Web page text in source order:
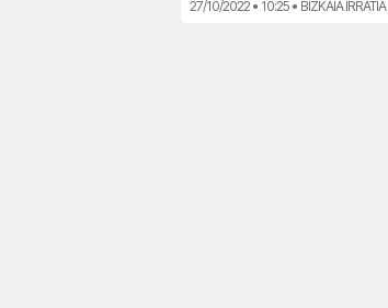
27/10/2022 • 10:25 • BIZKAIA IRRATIA